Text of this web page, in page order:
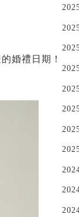
婚禮日期！